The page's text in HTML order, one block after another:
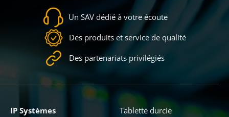
Un SAV dédié à votre écoute
Des produits et service de qualité
Des partenariats privilégiés
IP Systèmes
Tablette durcie